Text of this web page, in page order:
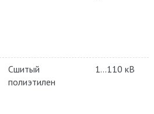
Сшитый
полиэтилен
1…110 кВ